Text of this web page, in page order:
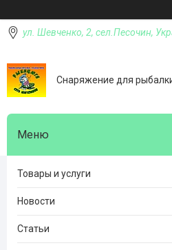
ул. Шевченко, 2, сел.Песочин,
Снаряжение для
Товары и услуги
Новости
Статьи